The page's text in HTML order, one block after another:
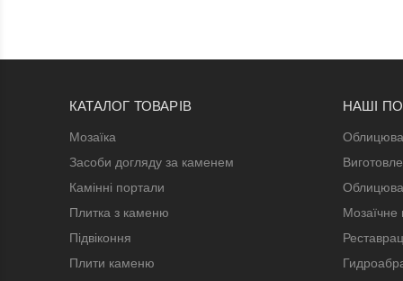
КАТАЛОГ ТОВАРІВ
Мозаїка
Засоби догляду за каменем
Камінні портали
Плитка з каменю
Підвіконня
Плити каменю
НАШІ